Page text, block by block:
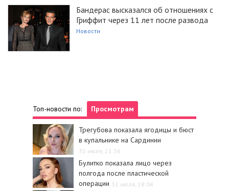
Бандерас высказался об отношениях с
Гриффит через 11 лет после развода
Новости
Топ-новости по: Просмотрам
Трегубова показала ягодицы и бюст
в купальнике на Сардинии
31 июля, 21:36
Булитко показала лицо через
полгода после пластической
операции 31 июля, 18:04